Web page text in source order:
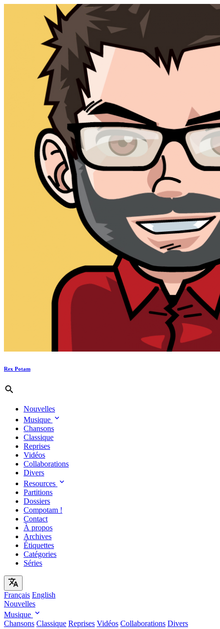
Rex Potam
Nouvelles
Musique
Chansons
Classique
Reprises
Vidéos
Collaborations
Divers
Resources
Partitions
Dossiers
Compotam !
Contact
À propos
Archives
Étiquettes
Catégories
Séries
Français English
Nouvelles
Musique
Chansons Classique Reprises Vidéos Collaborations Divers